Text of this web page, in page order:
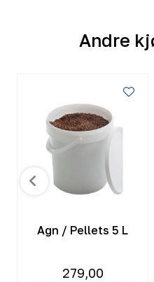
Andre
Agn / Pellets 5 L
279,00